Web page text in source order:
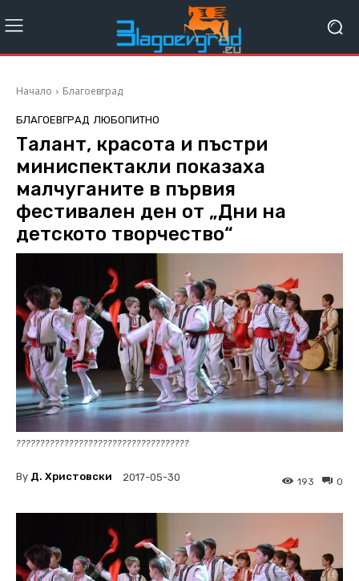
Начало Благоевград
БЛАГОЕВГРАД ЛЮБОПИТНО
Талант, красота и пъстри
миниспектакли показаха
малчуганите в първия
фестивален ден от „Дни на
детското творчество“
????????????????????????????????????
By Д. Христовски 2017-05-30 0
193